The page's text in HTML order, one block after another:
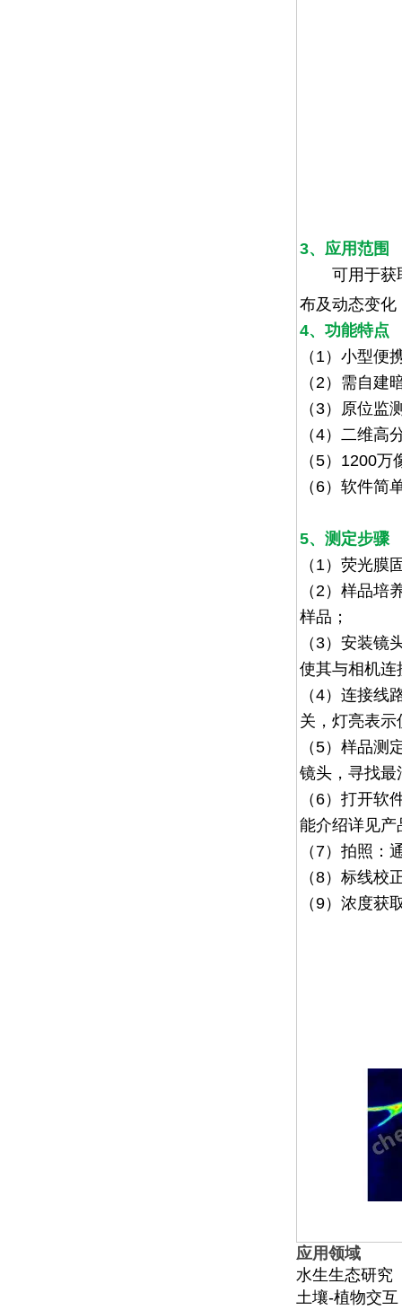
3、应用范围
可用于获取
布及动态变化
4、功能特点
（ 1 ）小型便
（ 2 ）需自建
（3）原位监
（4） 二维高
（5） 1200万
（ 6）软件简
5、测定步骤
（1） 荧光膜
（2） 样品培
样品；
（3） 安装镜
使其与相机连
（4） 连接线
关，灯亮表
（5） 样品测
镜头，寻找最
（6） 打开软
能介绍详见产
（7） 拍照：
（8） 标线校
（9）浓度获
应用领域
水生生态研究
土壤-植物交互